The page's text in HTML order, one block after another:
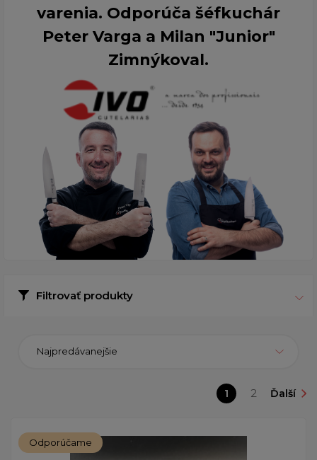
varenia. Odporúča šéfkuchár
Peter Varga a Milan "Junior"
Zimnýkoval.
Filtrovať produkty
Najpredávanejšie
1 2 Ďalší
Odporúčame